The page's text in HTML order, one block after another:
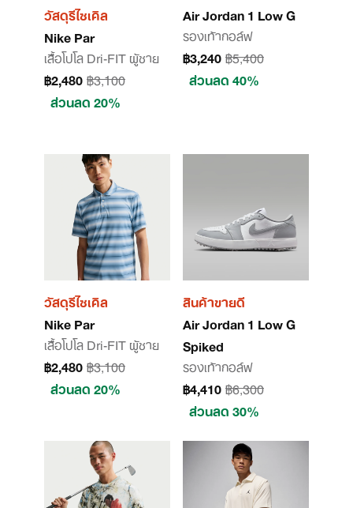
วัสดุรีไซเคิล
Nike Par
เสื้อโปโล Dri-FIT ผู้ชาย
฿2,480฿3,100
ส่วนลด 20%
Air Jordan 1 Low G
รองเท้ากอล์ฟ
฿3,240฿5,400
ส่วนลด 40%
วัสดุรีไซเคิล
Nike Par
เสื้อโปโล Dri-FIT ผู้ชาย
฿2,480฿3,100
ส่วนลด 20%
สินค้าขายดี
Air Jordan 1 Low G
Spiked
รองเท้ากอล์ฟ
฿4,410฿6,300
ส่วนลด 30%